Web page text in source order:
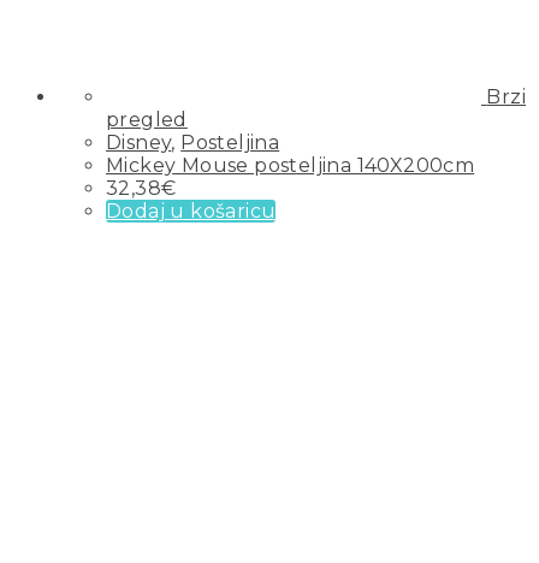
Brzi
pregled
Disney, Posteljina
Mickey Mouse posteljina 140X200cm
32,38€
Dodaj u košaricu